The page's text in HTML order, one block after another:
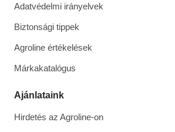
Adatvédelmi irányelvek
Biztonsági tippek
Agroline értékelések
Márkakatalógus
Ajánlataink
Hirdetés az Agroline-on